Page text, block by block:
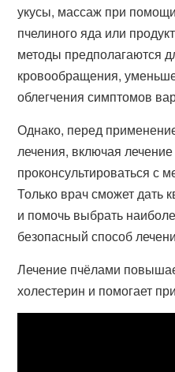
укусы, массаж при
пчелиного яда или
методы предполагаются
кровообращения,
облегчения симптомов
Однако, перед
лечения, включая
проконсультироваться с
Только врач сможет дать
и помочь выбрать
безопасный способ
Лечение пчёлами
холестерин и помогает